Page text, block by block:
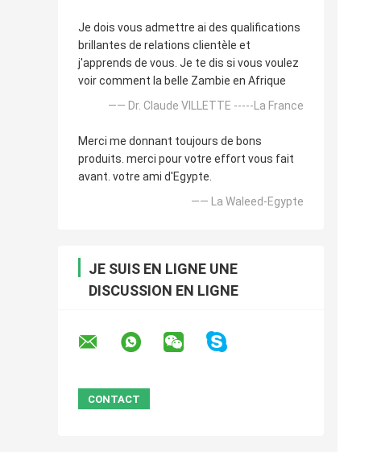
Je dois vous admettre ai des qualifications
brillantes de relations clientèle et
j'apprends de vous. Je te dis si vous voulez
voir comment la belle Zambie en Afrique
—— Dr. Claude VILLETTE -----La France
Merci me donnant toujours de bons
produits. merci pour votre effort vous fait
avant. votre ami d'Egypte.
—— La Waleed-Egypte
JE SUIS EN LIGNE UNE
DISCUSSION EN LIGNE